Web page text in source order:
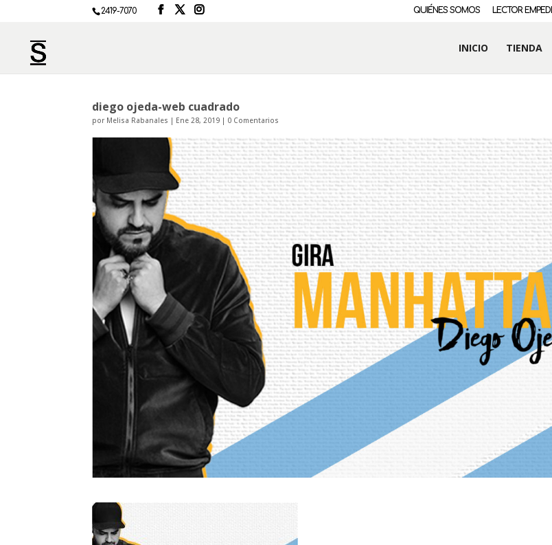
2419-7070 QUIÉNES SOMOS LECTOR
INICIO TIENDA
diego ojeda-web cuadrado
por Melisa Rabanales | Ene 28, 2019 | 0 Comentarios